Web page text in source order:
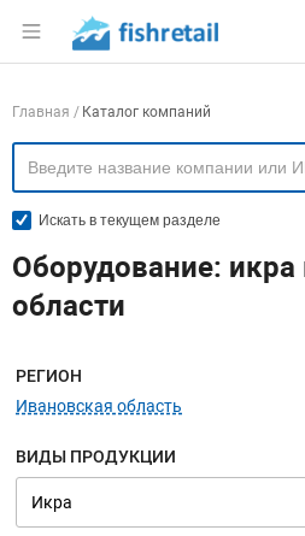
Раздел навигации по
Навигация по
Главная Каталог компаний
Искать в текущем разделе
Оборудование:
области
Меню навигации
РЕГИОН
Ивановская область
ВИДЫ ПРОДУКЦИИ